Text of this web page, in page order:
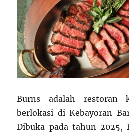
Burns adalah restoran
berlokasi di Kebayoran
Dibuka pada tahun 2025,